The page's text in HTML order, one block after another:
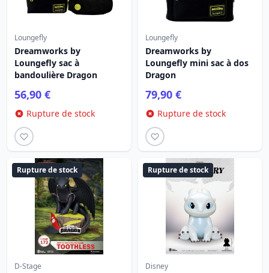
Loungefly
Dreamworks by
Loungefly sac à
bandoulière Dragon
56,90 €
Rupture de stock
Loungefly
Dreamworks by
Loungefly mini sac à dos
Dragon
79,90 €
Rupture de stock
Rupture de stock
D-Stage
Rupture de stock
Disney